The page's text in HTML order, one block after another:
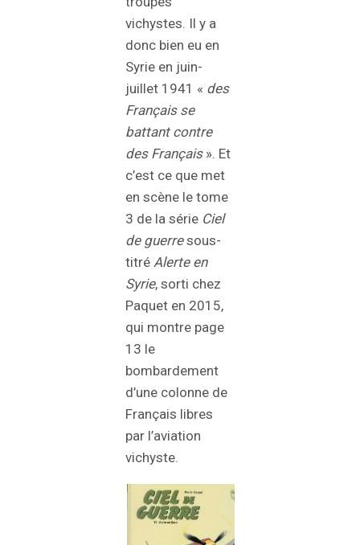
vichystes. Il y a
donc bien eu en
Syrie en juin-
juillet 1941 « des
Français se
battant contre
des Français». Et
c’est ce que met
en scène le tome
3 de la série Ciel
de guerresous-
titré Alerte en
Syrie, sorti chez
Paquet en 2015,
qui montre page
13 le
bombardement
d’une colonne de
Français libres
par l’aviation
vichyste.